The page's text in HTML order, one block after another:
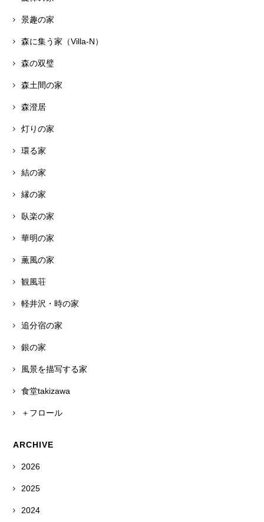
景趣の家
森に集う家（Villa-N）
森の双璧
森土間の家
森澄居
灯りの家
環る家
結の家
縁の家
臥楽の家
華明の家
薫風の家
観風荘
軽井沢・時の家
追分宿の家
銀の家
風景を描写する家
食堂takizawa
＋フロール
ARCHIVE
2026
2025
2024